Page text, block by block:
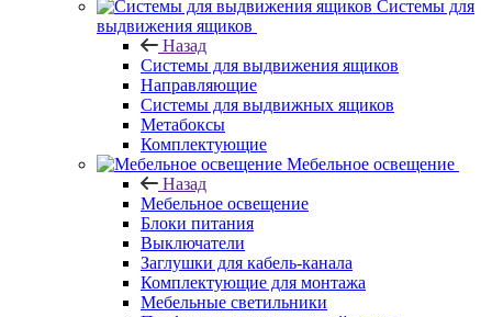
Системы для
выдвижения ящиков
Назад
Системы для выдвижения ящиков
Направляющие
Системы для выдвижных ящиков
Метабоксы
Комплектующие
Мебельное освещение
Назад
Мебельное освещение
Блоки питания
Выключатели
Заглушки для кабель-канала
Комплектующие для монтажа
Мебельные светильники